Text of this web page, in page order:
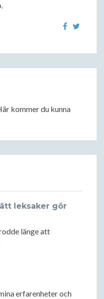
kommer du kunna
leksaker gör
länge att
erfarenheter och